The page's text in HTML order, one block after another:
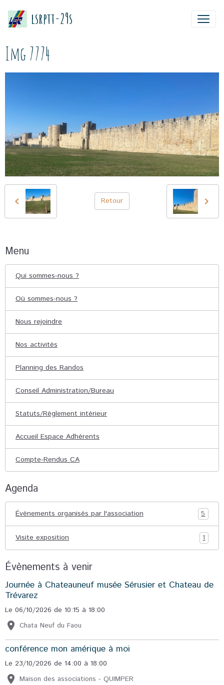
lsrptt-29s
Img 7774
Retour
Menu
Qui sommes-nous ?
Où sommes-nous ?
Nous rejoindre
Nos activités
Planning des Randos
Conseil Administration/Bureau
Statuts/Règlement intérieur
Accueil Espace Adhérents
Compte-Rendus CA
Agenda
Événements organisés par l'association 5
Visite exposition 1
Évènements à venir
Journée à Chateauneuf musée Sérusier et Chateau de
Trévarez
Le 06/10/2026 de 10:15 à 18:00
Chata Neuf du Faou
conférence mon amérique à moi
Le 23/10/2026 de 14:00 à 18:00
Maison des associations - QUIMPER